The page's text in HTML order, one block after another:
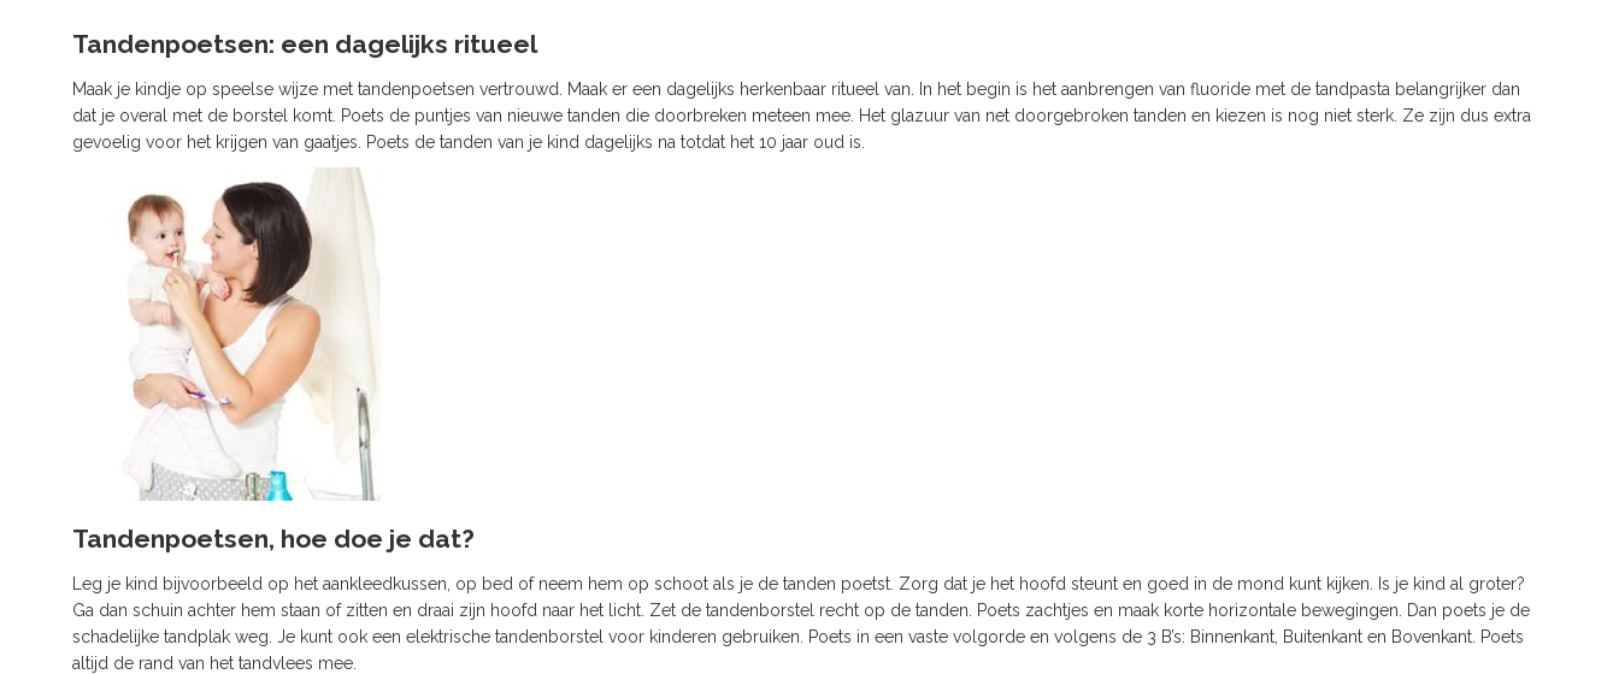
Tandenpoetsen: een dagelijks ritueel
Maak je kindje op speelse wijze met tandenpoetsen vertrouwd. Maak er een dagelijks herkenbaar ritueel van. In het begin is het aanbrengen van fluoride met de tandpasta belangrijker dan
dat je overal met de borstel komt. Poets de puntjes van nieuwe tanden die doorbreken meteen mee. Het glazuur van net doorgebroken tanden en kiezen is nog niet sterk. Ze zijn dus extra
gevoelig voor het krijgen van gaatjes. Poets de tanden van je kind dagelijks na totdat het 10 jaar oud is.
Tandenpoetsen, hoe doe je dat?
Leg je kind bijvoorbeeld op het aankleedkussen, op bed of neem hem op schoot als je de tanden poetst. Zorg dat je het hoofd steunt en goed in de mond kunt kijken. Is je kind al groter?
Ga dan schuin achter hem staan of zitten en draai zijn hoofd naar het licht. Zet de tandenborstel recht op de tanden. Poets zachtjes en maak korte horizontale bewegingen. Dan poets je de
schadelijke tandplak weg. Je kunt ook een elektrische tandenborstel voor kinderen gebruiken. Poets in een vaste volgorde en volgens de 3 B’s: Binnenkant, Buitenkant en Bovenkant. Poets
altijd de rand van het tandvlees mee.